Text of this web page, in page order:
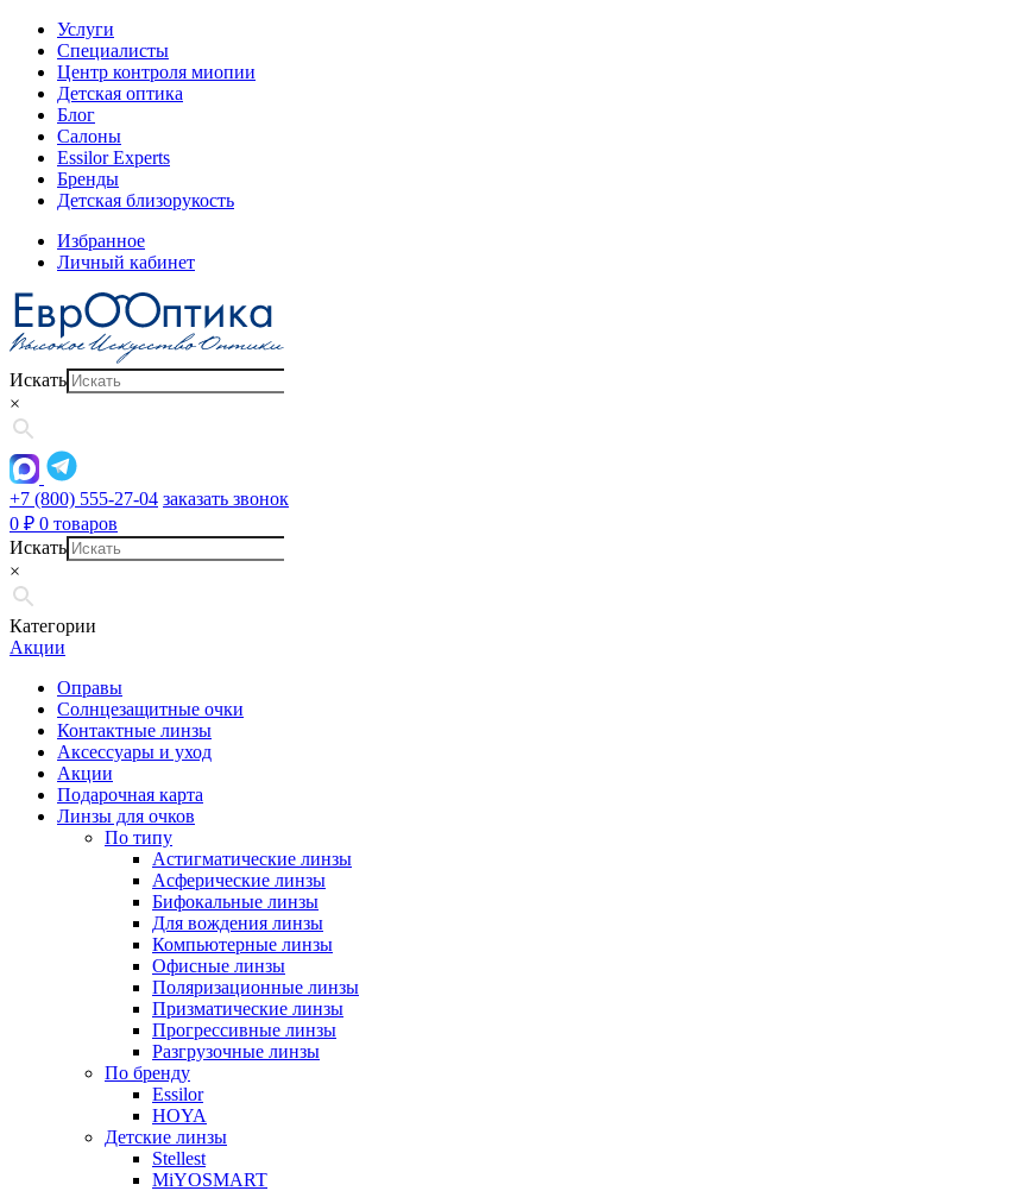
Услуги
Специалисты
Центр контроля миопии
Детская оптика
Блог
Салоны
Essilor Experts
Бренды
Детская близорукость
Избранное
Личный кабинет
Искать
×
+7 (800) 555-27-04 заказать звонок
0 ₽ 0 товаров
Искать
×
Категории
Акции
Оправы
Солнцезащитные очки
Контактные линзы
Аксессуары и уход
Акции
Подарочная карта
Линзы для очков
По типу
Астигматические линзы
Асферические линзы
Бифокальные линзы
Для вождения линзы
Компьютерные линзы
Офисные линзы
Поляризационные линзы
Призматические линзы
Прогрессивные линзы
Разгрузочные линзы
По бренду
Essilor
HOYA
Детские линзы
Stellest
MiYOSMART